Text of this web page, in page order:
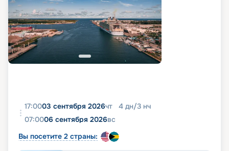
17:0003 сентября 2026чт 4 дн/3 нч
07:0006 сентября 2026вс
Вы посетите 2 страны: